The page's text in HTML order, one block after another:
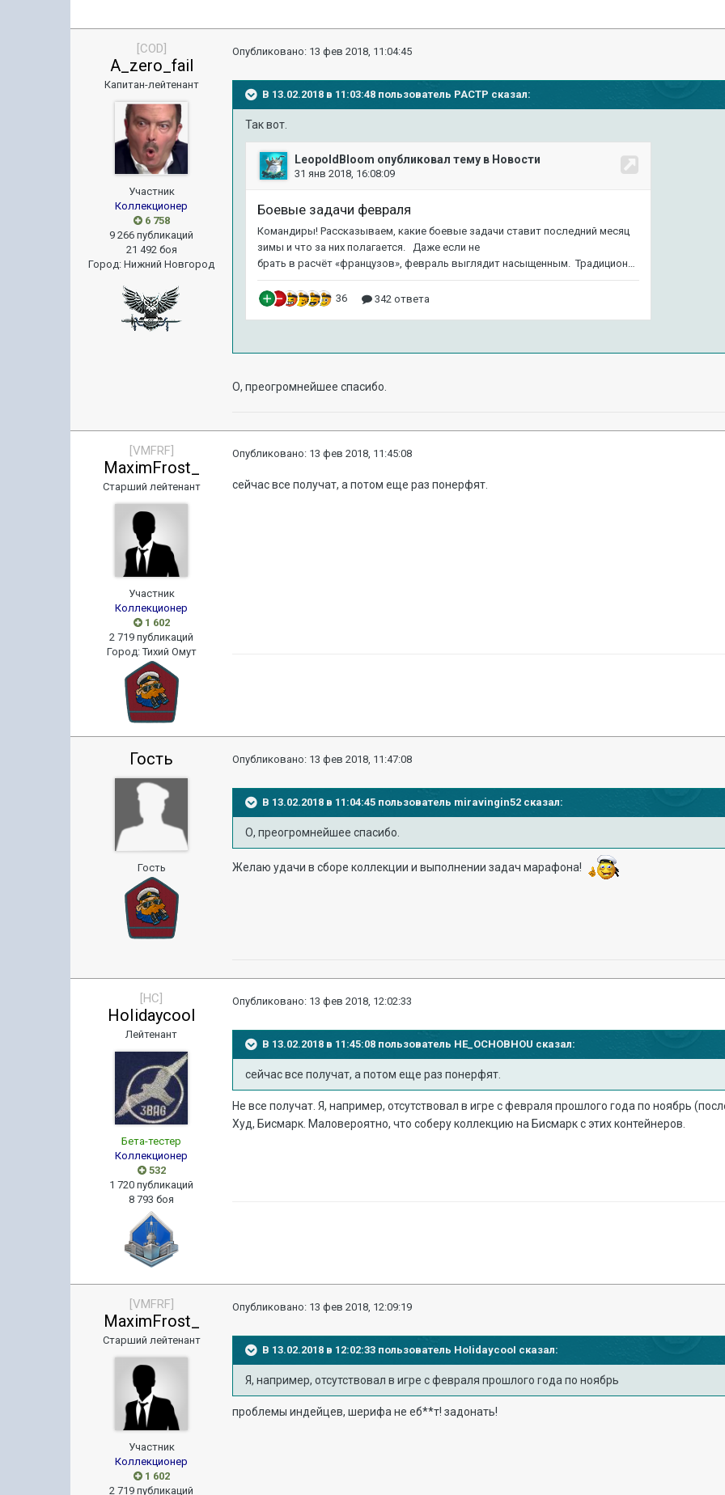
[COD]
A_zero_fail
Капитан-лейтенант
Участник
Коллекционер
6 758
9 266 публикаций
21 492 боя
Город:Нижний Новгород
Опубликовано: 13 фев 2018, 11:04:45
В 13.02.2018 в 11:03:48 пользователь PACTP сказал:
Так вот.
О, преогромнейшее спасибо.
[VMFRF]
MaximFrost_
Старший лейтенант
Участник
Коллекционер
1 602
2 719 публикаций
Город:Тихий Омут
Опубликовано: 13 фев 2018, 11:45:08
сейчас все получат, а потом еще раз понерфят.
Гость
Гость
Опубликовано: 13 фев 2018, 11:47:08
В 13.02.2018 в 11:04:45 пользователь miravingin52 сказал:
О, преогромнейшее спасибо.
Желаю удачи в сборе коллекции и выполнении задач марафона!
[HC]
HoIidaycooI
Лейтенант
Бета-тестер
Коллекционер
532
1 720 публикаций
8 793 боя
Опубликовано: 13 фев 2018, 12:02:33
В 13.02.2018 в 11:45:08 пользователь HE_OCHOBHOU сказал:
сейчас все получат, а потом еще раз понерфят.
Не все получат. Я, например, отсутствовал в игре с февраля прошлого года по ноябрь
Худ, Бисмарк. Маловероятно, что соберу коллекцию на Бисмарк с этих контейнеров.
[VMFRF]
MaximFrost_
Старший лейтенант
Участник
Коллекционер
1 602
2 719 публикаций
Опубликовано: 13 фев 2018, 12:09:19
В 13.02.2018 в 12:02:33 пользователь HoIidaycooI сказал:
Я, например, отсутствовал в игре с февраля прошлого года по ноябрь
проблемы индейцев, шерифа не еб**т! задонать!